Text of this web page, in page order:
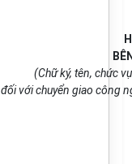
(Chữ ký, tên, chức
đối với chuyển giao công